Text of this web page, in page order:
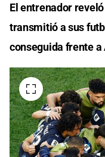
El entrenador
transmitió a sus
conseguida frente